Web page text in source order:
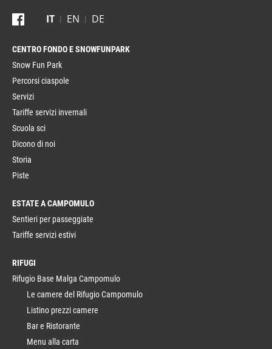
IT EN DE
CENTRO FONDO
Snow Fun Park
Percorsi ciaspole
Servizi
Tariffe servizi invernali
Scuola sci
Dicono di noi
Storia
Piste
ESTATE A CAMPOMULO
Sentieri per passeggiate
Tariffe servizi estivi
RIFUGI
Rifugio Base Malga Campomulo
Le camere del Rifugio Campomulo
Listino prezzi camere
Bar e Ristorante
Menu alla carta